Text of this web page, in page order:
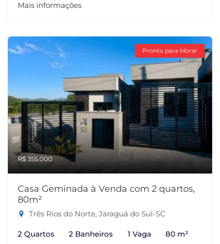
Mais informações
Pronto para Morar
R$ 355.000
Casa Geminada à Venda com 2 quartos,
80m²
Três Rios do Norte, Jaraguá do Sul-SC
2 Quartos 2 Banheiros 1 Vaga 80 m²